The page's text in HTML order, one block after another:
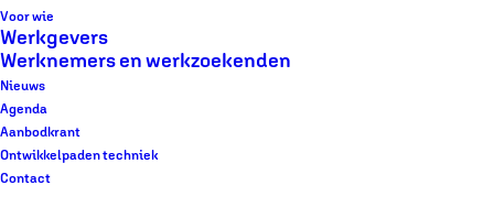
Voor wie
Werkgevers
Werknemers en werkzoekenden
Nieuws
Agenda
Aanbodkrant
Ontwikkelpaden techniek
Contact
« Alle Evenementen
Dit evenement is voorbij.
Meet & Match